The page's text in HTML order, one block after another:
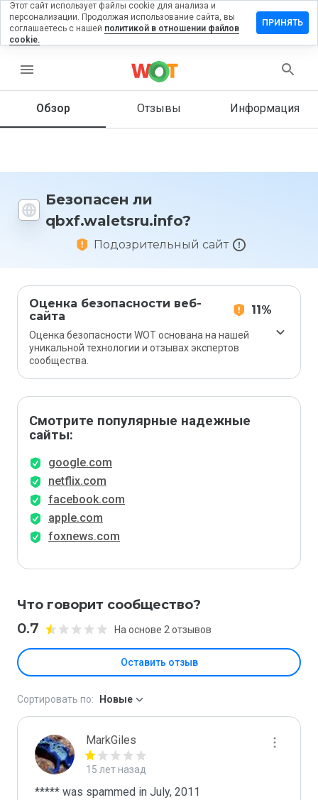
menu
Обзор Отзывы Информация
Безопасен ли
qbxf.waletsru.info?
Подозрительный сайт
Оценка безопасности веб-
сайта
11%
Оценка безопасности WOT основана на нашей
уникальной технологии и отзывах экспертов
сообщества.
Смотрите популярные надежные
сайты:
google.com
netflix.com
facebook.com
apple.com
foxnews.com
Что говорит сообщество?
0.7 На основе 2 отзывов
Оставить отзыв
отзыв
Как бы
этот
1 до 5?
Сортировать по: Новые
MarkGiles
15 лет назад
***** was spammed in July, 2011
Этот сайт использует файлы cookie для анализа и
персонализации. Продолжая использование сайта, вы
соглашаетесь с нашей политикой в отношении файлов
cookie.
ПРИНЯТЬ